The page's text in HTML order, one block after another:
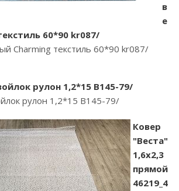
в
е
60*90 kr087/
Charming текстиль 60*90 kr087/
рулон 1,2*15 B145-79/
рулон 1,2*15 B145-79/
Ковер
"Веста"
1,6х2,3
прямой
46219_4